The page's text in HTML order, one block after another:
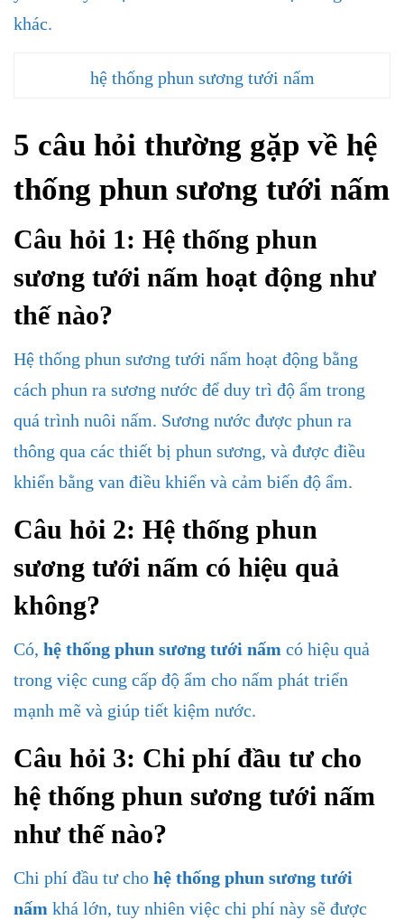
khác.
hệ thống phun sương tưới nấm
5 câu hỏi thường gặp về hệ
thống phun sương tưới nấm
Câu hỏi 1: Hệ thống phun
sương tưới nấm hoạt động như
thế nào?
Hệ thống phun sương tưới nấm hoạt động bằng
cách phun ra sương nước để duy trì độ ẩm trong
quá trình nuôi nấm. Sương nước được phun ra
thông qua các thiết bị phun sương, và được điều
khiển bằng van điều khiển và cảm biến độ ẩm.
Câu hỏi 2: Hệ thống phun
sương tưới nấm có hiệu quả
không?
Có, hệ thống phun sương tưới nấm có hiệu quả
trong việc cung cấp độ ẩm cho nấm phát triển
mạnh mẽ và giúp tiết kiệm nước.
Câu hỏi 3: Chi phí đầu tư cho
hệ thống phun sương tưới nấm
như thế nào?
Chi phí đầu tư cho hệ thống phun sương tưới
nấm khá lớn, tuy nhiên việc chi phí này sẽ được